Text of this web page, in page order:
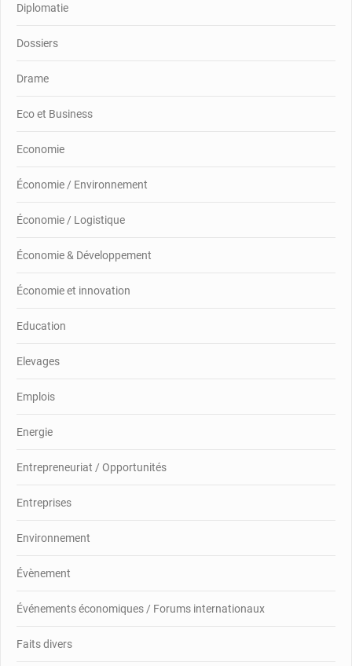
Diplomatie
Dossiers
Drame
Eco et Business
Economie
Économie / Environnement
Économie / Logistique
Économie & Développement
Économie et innovation
Education
Elevages
Emplois
Energie
Entrepreneuriat / Opportunités
Entreprises
Environnement
Évènement
Événements économiques / Forums internationaux
Faits divers